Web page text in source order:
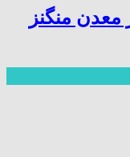
معدن منگنز